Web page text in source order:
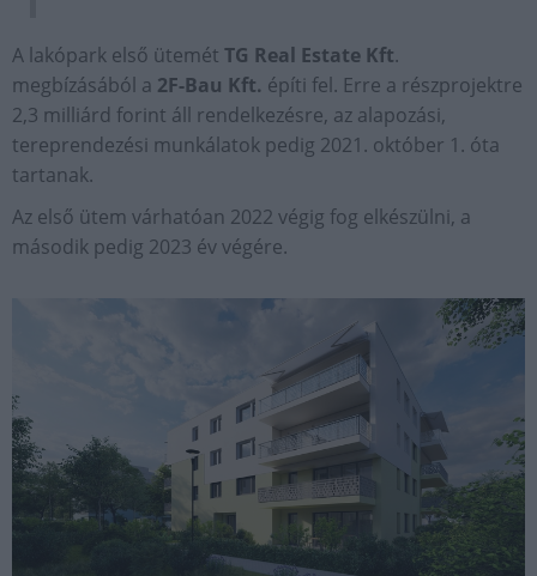
A lakópark első ütemét TG Real Estate Kft.
megbízásából a 2F-Bau Kft. építi fel. Erre a részprojektre
2,3 milliárd forint áll rendelkezésre, az alapozási,
tereprendezési munkálatok pedig 2021. október 1. óta
tartanak.
Az első ütem várhatóan 2022 végig fog elkészülni, a
második pedig 2023 év végére.